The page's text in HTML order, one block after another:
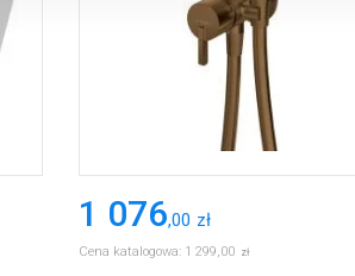
1 076,00 zł
Cena katalogowa: 1 299,00 zł